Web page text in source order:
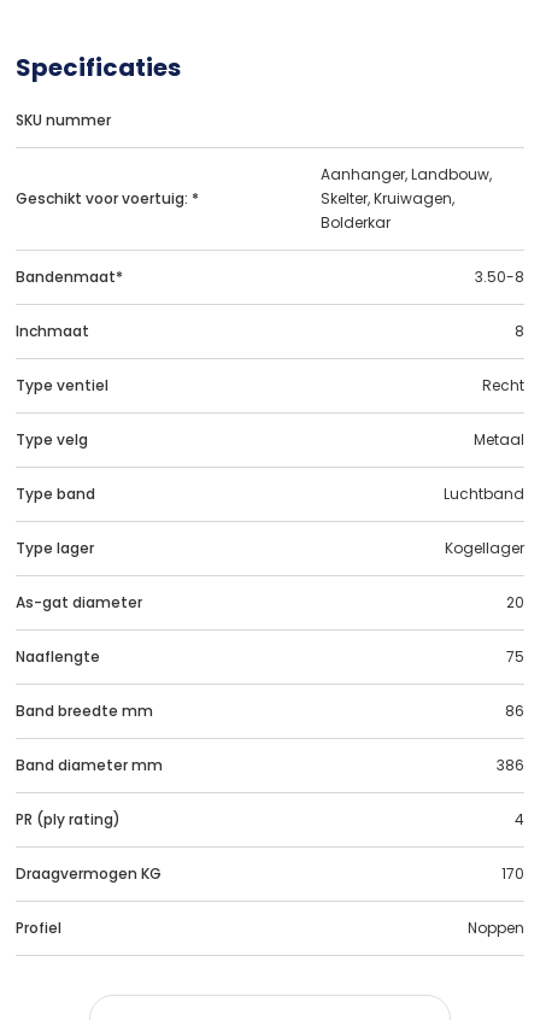
Specificaties
SKU nummer
Geschikt voor voertuig: *
Aanhanger, Landbouw,
Skelter, Kruiwagen,
Bolderkar
Bandenmaat* 3.50-8
Inchmaat 8
Type ventiel Recht
Type velg Metaal
Type band Luchtband
Type lager Kogellager
As-gat diameter 20
Naaflengte 75
Band breedte mm 86
Band diameter mm 386
PR (ply rating) 4
Draagvermogen KG 170
Profiel Noppen